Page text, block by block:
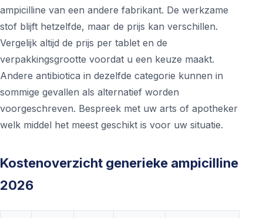
ampicilline van een andere fabrikant. De werkzame
stof blijft hetzelfde, maar de prijs kan verschillen.
Vergelijk altijd de prijs per tablet en de
verpakkingsgrootte voordat u een keuze maakt.
Andere antibiotica in dezelfde categorie kunnen in
sommige gevallen als alternatief worden
voorgeschreven. Bespreek met uw arts of apotheker
welk middel het meest geschikt is voor uw situatie.
Kostenoverzicht generieke ampicilline
2026